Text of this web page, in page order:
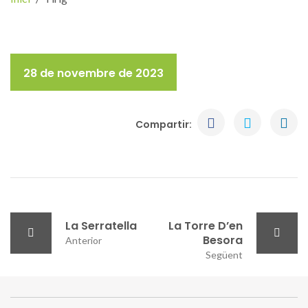
28 de novembre de 2023
Compartir:
La Serratella
Anterior
La Torre D’en
Besora
Següent